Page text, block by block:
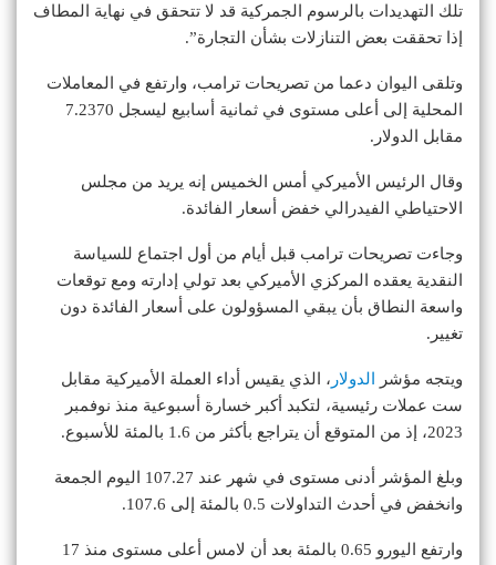
تلك التهديدات بالرسوم الجمركية قد لا تتحقق في نهاية المطاف
إذا تحققت بعض التنازلات بشأن التجارة”.
وتلقى اليوان دعما من تصريحات ترامب، وارتفع في المعاملات
المحلية إلى أعلى مستوى في ثمانية أسابيع ليسجل 7.2370
مقابل الدولار.
وقال الرئيس الأميركي أمس الخميس إنه يريد من مجلس
الاحتياطي الفيدرالي خفض أسعار الفائدة.
وجاءت تصريحات ترامب قبل أيام من أول اجتماع للسياسة
النقدية يعقده المركزي الأميركي بعد تولي إدارته ومع توقعات
واسعة النطاق بأن يبقي المسؤولون على أسعار الفائدة دون
تغيير.
ويتجه مؤشر الدولار ، الذي يقيس أداء العملة الأميركية مقابل
ست عملات رئيسية، لتكبد أكبر خسارة أسبوعية منذ نوفمبر
2023، إذ من المتوقع أن يتراجع بأكثر من 1.6 بالمئة للأسبوع.
وبلغ المؤشر أدنى مستوى في شهر عند 107.27 اليوم الجمعة
وانخفض في أحدث التداولات 0.5 بالمئة إلى 107.6.
وارتفع اليورو 0.65 بالمئة بعد أن لامس أعلى مستوى منذ 17